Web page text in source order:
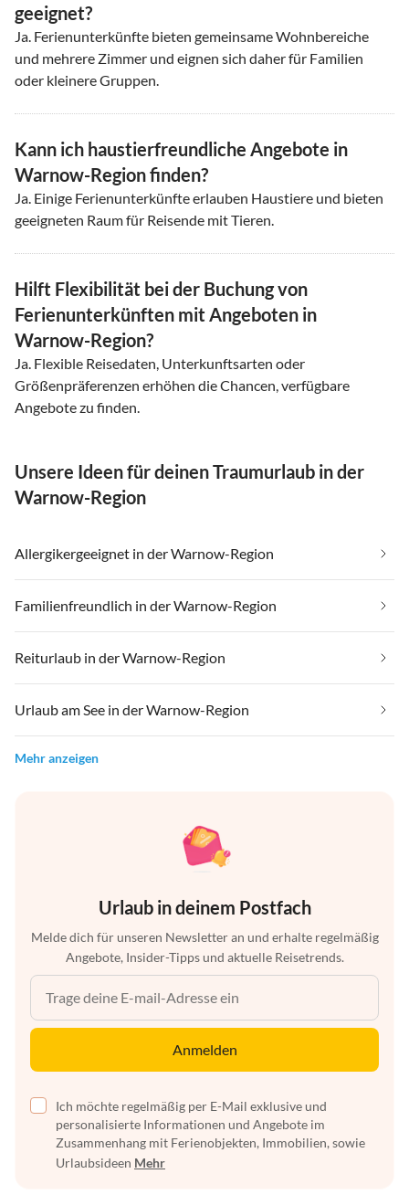
geeignet?
Ja. Ferienunterkünfte bieten gemeinsame Wohnbereiche
und mehrere Zimmer und eignen sich daher für Familien
oder kleinere Gruppen.
Kann ich haustierfreundliche Angebote in
Warnow-Region finden?
Ja. Einige Ferienunterkünfte erlauben Haustiere und bieten
geeigneten Raum für Reisende mit Tieren.
Hilft Flexibilität bei der Buchung von
Ferienunterkünften mit Angeboten in
Warnow-Region?
Ja. Flexible Reisedaten, Unterkunftsarten oder
Größenpräferenzen erhöhen die Chancen, verfügbare
Angebote zu finden.
Unsere Ideen für deinen Traumurlaub in der
Warnow-Region
Allergikergeeignet in der Warnow-Region
Familienfreundlich in der Warnow-Region
Reiturlaub in der Warnow-Region
Urlaub am See in der Warnow-Region
Mehr anzeigen
Urlaub in deinem Postfach
Melde dich für unseren Newsletter an und erhalte regelmäßig
Angebote, Insider-Tipps und aktuelle Reisetrends.
Anmelden
Ich möchte regelmäßig per E-Mail exklusive und
personalisierte Informationen und Angebote im
Zusammenhang mit Ferienobjekten, Immobilien, sowie
Urlaubsideen Mehr